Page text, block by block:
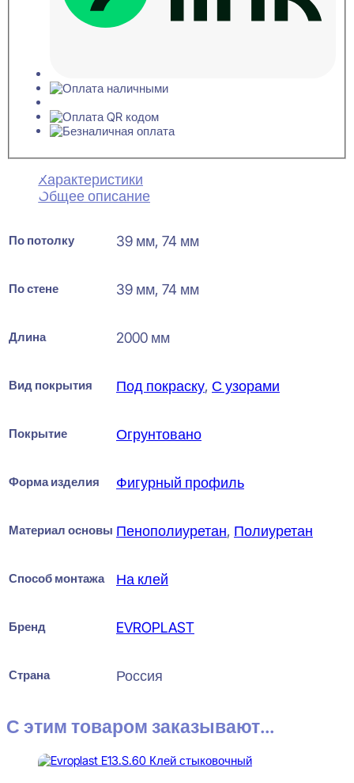
Характеристики
Общее описание
По потолку 39 мм, 74 мм
По стене 39 мм, 74 мм
Длина 2000 мм
Вид покрытия Под покраску, С узорами
Покрытие Огрунтовано
Форма изделия Фигурный профиль
Материал основы Пенополиуретан, Полиуретан
Способ монтажа На клей
Бренд EVROPLAST
Страна Россия
С этим товаром заказывают...